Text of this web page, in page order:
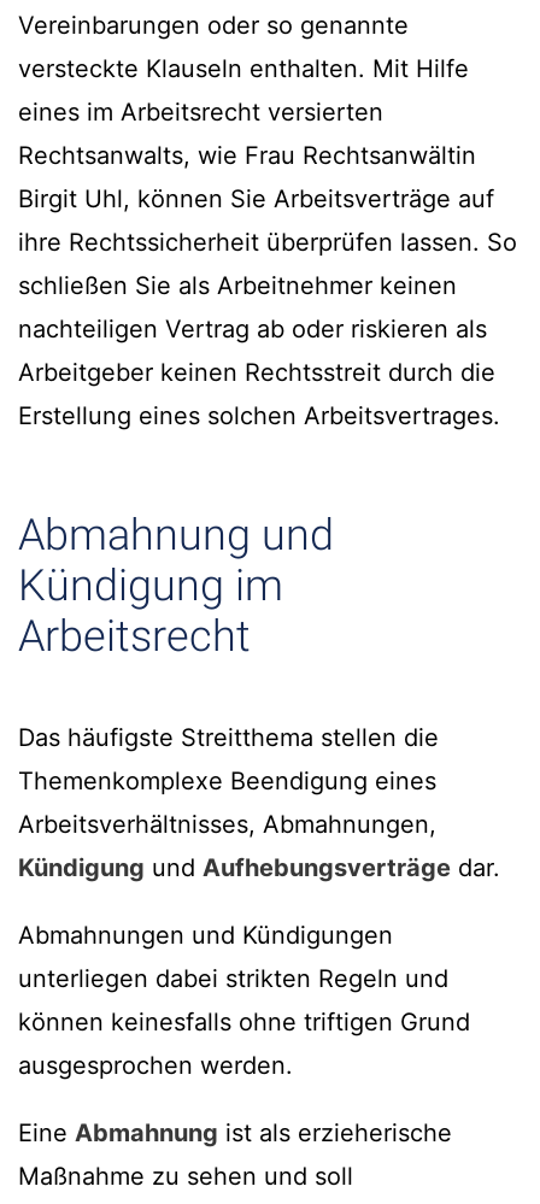
Vereinbarungen oder so genannte
versteckte Klauseln enthalten. Mit Hilfe
eines im Arbeitsrecht versierten
Rechtsanwalts, wie Frau Rechtsanwältin
Birgit Uhl, können Sie Arbeitsverträge auf
ihre Rechtssicherheit überprüfen lassen. So
schließen Sie als Arbeitnehmer keinen
nachteiligen Vertrag ab oder riskieren als
Arbeitgeber keinen Rechtsstreit durch die
Erstellung eines solchen Arbeitsvertrages.
Abmahnung und
Kündigung im
Arbeitsrecht
Das häufigste Streitthema stellen die
Themenkomplexe Beendigung eines
Arbeitsverhältnisses, Abmahnungen,
Kündigung und Aufhebungsverträge dar.
Abmahnungen und Kündigungen
unterliegen dabei strikten Regeln und
können keinesfalls ohne triftigen Grund
ausgesprochen werden.
Eine Abmahnung ist als erzieherische
Maßnahme zu sehen und soll